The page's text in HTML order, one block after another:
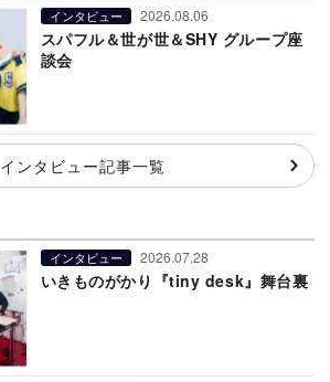
インタビュー 2026.08.06
スパフル＆世が世＆SHY グループ座
談会
インタビュー記事一覧
インタビュー 2026.07.28
いきものがかり『tiny desk』舞台裏